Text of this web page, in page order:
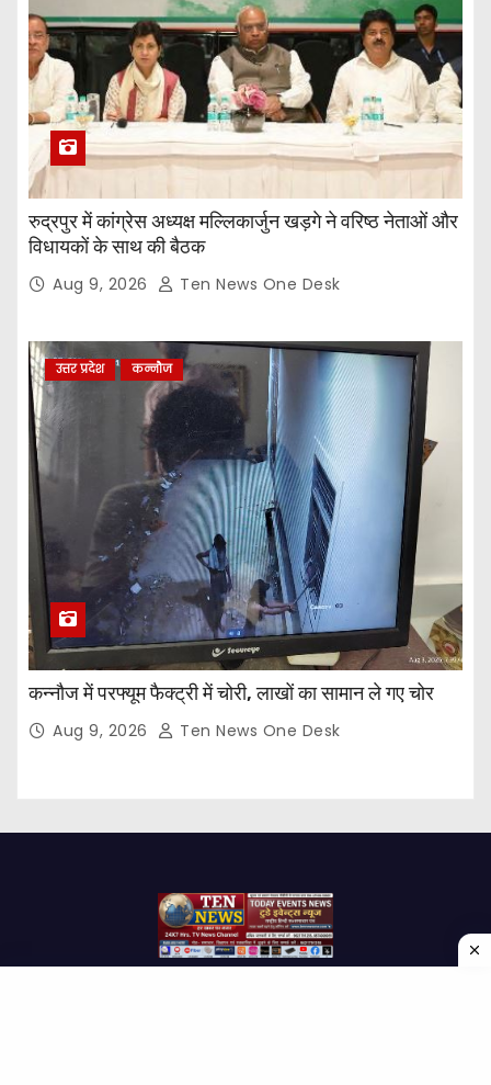
रुद्रपुर में कांग्रेस अध्यक्ष मल्लिकार्जुन खड़गे ने वरिष्ठ नेताओं और
विधायकों के साथ की बैठक
Aug 9, 2026 Ten News One Desk
उत्तर प्रदेश कन्नौज
कन्नौज में परफ्यूम फैक्ट्री में चोरी, लाखों का सामान ले गए चोर
Aug 9, 2026 Ten News One Desk